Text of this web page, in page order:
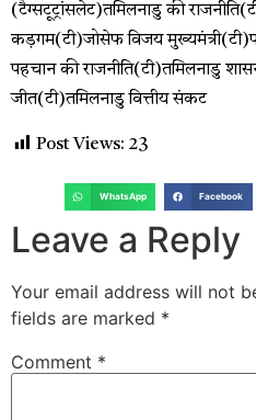
(टैग्सटूट्रांसलेट)तमिलनाडु की
कड़गम(टी)जोसेफ विजय
पहचान की राजनीति(टी)तमिलनाडु
जीत(टी)तमिलनाडु वित्तीय संकट
Post Views: 23
WhatsApp Facebook
Leave a Reply
Your email address will not
fields are marked *
Comment *